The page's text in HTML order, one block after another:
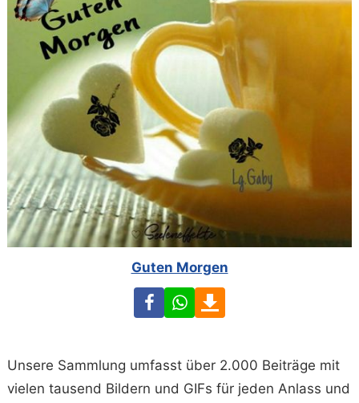
Guten Morgen
FacebookWhatsApp
Unsere Sammlung umfasst über 2.000 Beiträge mit
vielen tausend Bildern und GIFs für jeden Anlass und